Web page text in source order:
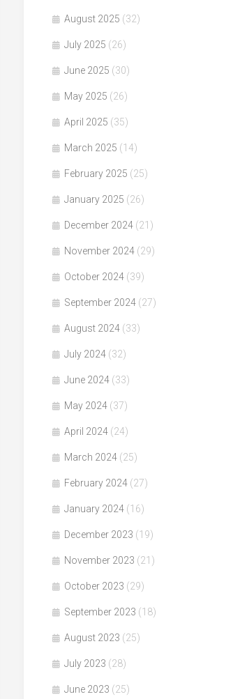
August 2025 (32)
July 2025 (26)
June 2025 (30)
May 2025 (26)
April 2025 (35)
March 2025 (14)
February 2025 (25)
January 2025 (26)
December 2024 (21)
November 2024 (29)
October 2024 (39)
September 2024 (27)
August 2024 (33)
July 2024 (32)
June 2024 (33)
May 2024 (37)
April 2024 (24)
March 2024 (25)
February 2024 (27)
January 2024 (16)
December 2023 (19)
November 2023 (21)
October 2023 (29)
September 2023 (18)
August 2023 (25)
July 2023 (28)
June 2023 (25)